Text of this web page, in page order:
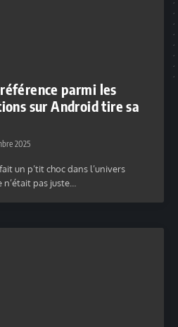
parmi les
sur Android tire sa
2025
un p’tit choc dans l’univers
pas juste…